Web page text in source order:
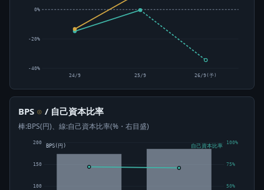
-40%
-20%
0%
24/9 25/9 26/9(予)
BPS ⊙ / 自己資本比率
棒:BPS(円)、線:自己資本比率(%・右目盛)
100
150
200
50%
75%
100%
BPS(円) 自己資本比率